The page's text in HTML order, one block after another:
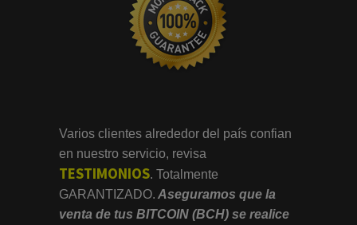
Varios clientes alrededor del país confian
en nuestro servicio, revisa
TESTIMONIOS. Totalmente
GARANTIZADO. Aseguramos que la
venta de tus BITCOIN (BCH) se realice